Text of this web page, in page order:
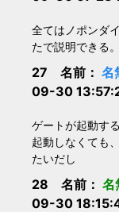
全てはノポンダ
たで説明できる。
27 名前： 名
09-30
ゲートが起動す
起動しなくても
たいだし
28 名前： 名
09-30